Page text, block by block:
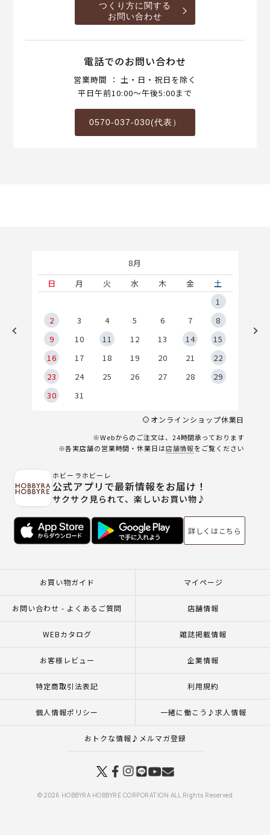
つくり方に関する
お問い合わせ
電話でのお問い合わせ
営業時間 ： 土・日・祝日を除く
平日午前10:00～午後5:00まで
0570-037-030(代表）
8月
日
月 火 水 木 金
土
1
2
3 4 5 6 7
8
9
10 11 12 13 14
15
16
17 18 19 20 21
22
23
24 25 26 27 28
29
30
31
オンラインショップ休業日
※Webからのご注文は、24時間承っております
※各実店舗の営業時間・休業日は店舗情報をご覧ください
ホビーラホビーレ
公式アプリで最新情報をお届け！
サクサク見られて、楽しいお買い物♪
詳しくはこちら
お買い物ガイド マイページ
お問い合わせ - よくあるご質問 店舗情報
WEBカタログ 雑誌掲載情報
お客様レビュー 企業情報
特定商取引法表記 利用規約
個人情報ポリシー 一緒に働こう♪求人情報
おトクな情報♪メルマガ登録
© 2026 HOBBYRA HOBBYRE CORPORATION ALL Rights Reserved